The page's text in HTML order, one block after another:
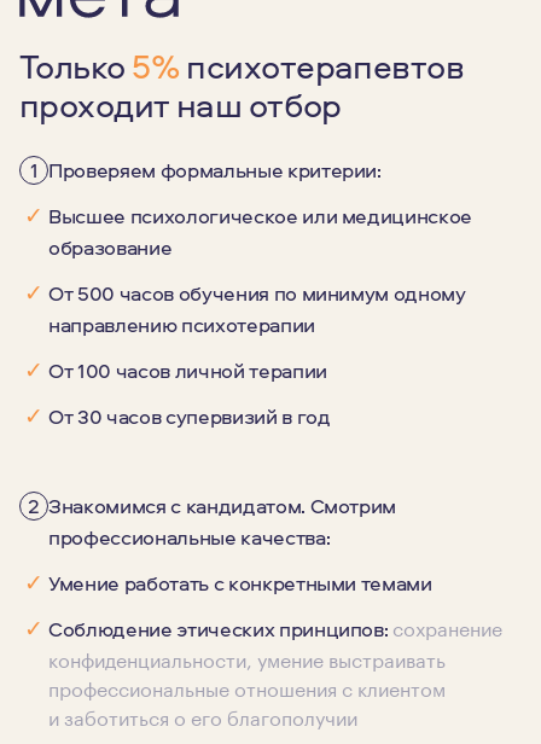
Только5% психотерапевтов
проходит наш отбор
1 Проверяем формальные критерии:
✓ Высшее психологическое или медицинское
образование
✓ От 500 часов обучения по минимум одному
направлению психотерапии
✓ От 100 часов личной терапии
✓ От 30 часов супервизий в год
2 Знакомимся с кандидатом. Смотрим
профессиональные качества:
✓ Умение работать с конкретными темами
✓ Соблюдение этических принципов: сохранение
конфиденциальности, умение выстраивать
профессиональные отношения с клиентом
и заботиться о его благополучии